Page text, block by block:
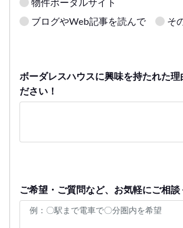
ブログやWeb記事を読んで
そ
ボーダレスハウスに興味を持たれた理
ださい！
ご希望・ご質問など、お気軽にご相談